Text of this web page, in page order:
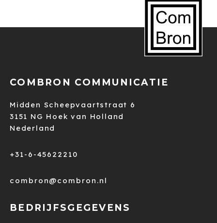
COMBRON COMMUNICATIE
Midden Scheepvaartstraat 6
3151 NG Hoek van Holland
Nederland
+31-6-45622210
combron@combron.nl
BEDRIJFSGEGEVENS